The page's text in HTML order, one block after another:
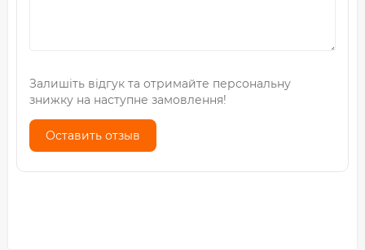
Залишіть відгук та отримайте персональну
знижку на наступне замовлення!
Оставить отзыв